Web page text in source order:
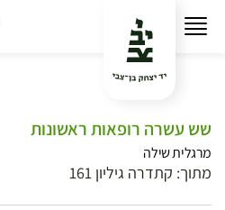
שש עשרה רופאות ראשונות
מרגלית שילה
מתוך: קתדרה גיליון 161